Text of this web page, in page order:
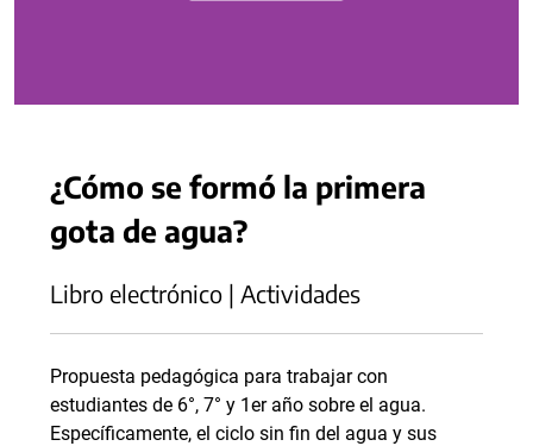
¿Cómo se formó la primera
gota de agua?
Libro electrónico | Actividades
Propuesta pedagógica para trabajar con
estudiantes de 6°, 7° y 1er año sobre el agua.
Específicamente, el ciclo sin fin del agua y sus